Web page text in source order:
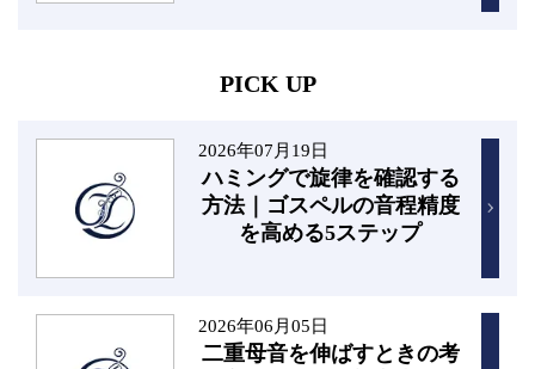
PICK UP
2026年07月19日
ハミングで旋律を確認する
方法｜ゴスペルの音程精度
を高める5ステップ
2026年06月05日
二重母音を伸ばすときの考